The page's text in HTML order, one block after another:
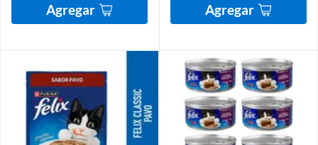
Agregar Agregar